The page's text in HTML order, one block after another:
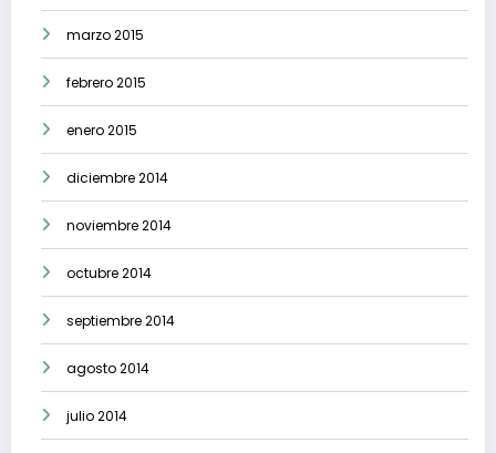
marzo 2015
febrero 2015
enero 2015
diciembre 2014
noviembre 2014
octubre 2014
septiembre 2014
agosto 2014
julio 2014